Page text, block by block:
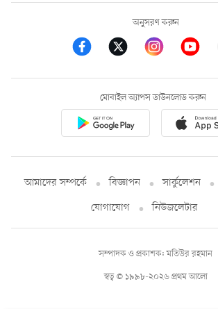
অনুসরণ করুন
মোবাইল অ্যাপস ডাউনলোড করুন
আমাদের সম্পর্কে বিজ্ঞাপন সার্কুলেশন
যোগাযোগ
নিউজলেটার
স্বত্ব © ১৯৯৮-২০২৬ প্রথম আলো
সম্পাদক ও প্রকাশক: মতিউর রহমান